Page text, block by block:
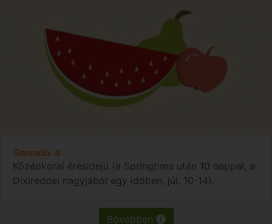
Genadix 4
Középkorai érésidejű (a Springtime után 10 nappal, a
Dixireddel nagyjából egy időben, júl. 10-14).
Bővebben